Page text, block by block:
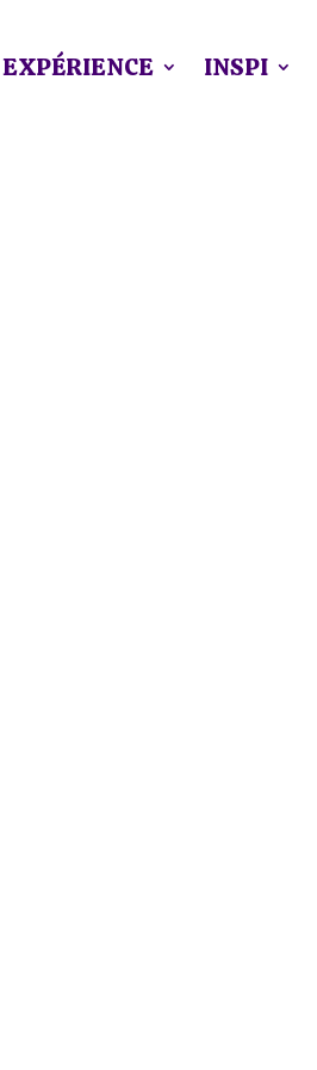
EXPÉRIENCE INSPI